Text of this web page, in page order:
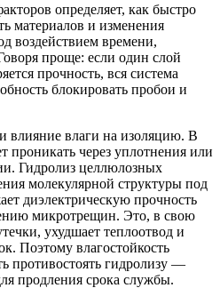
определяет, как быстро
материалов и изменения
воздействием времени,
проще: если один слой
прочность, вся система
блокировать пробои и
влияние влаги на изоляцию. В
проникать через уплотнения или
Гидролиз целлюлозных
молекулярной структуры под
диэлектрическую прочность
микротрещин. Это, в свою
ухудшает теплоотвод и
Поэтому влагостойкость
противостоять гидролизу —
продления срока службы.